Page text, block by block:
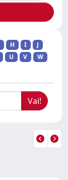
H I
J
U V
W